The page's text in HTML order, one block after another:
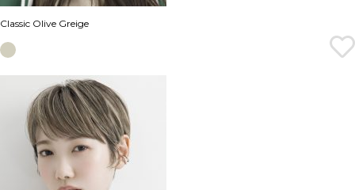
Classic Olive Greige